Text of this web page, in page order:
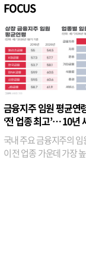
FOCUS
금융지주 임원 평균연
‘전 업종 최고’… 10년
원은 14배 껑충
국내 주요 금융지주의
이 전 업종 가운데 가장